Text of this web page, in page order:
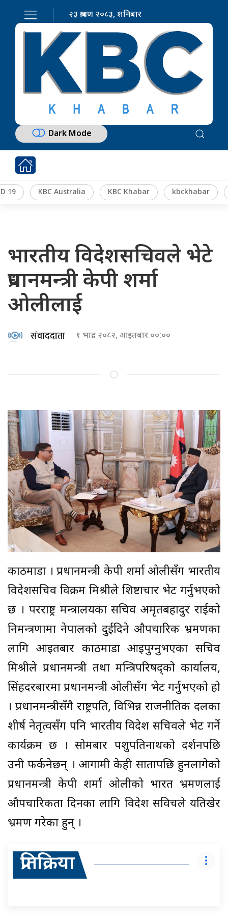
२३ श्रावण २०८३, शनिबार
Dark Mode
19 KBC Australia KBC Khabar kbckhabar
भारतीय विदेशसचिवले भेटे
प्रधानमन्त्री केपी शर्मा
ओलीलाई
संवाददाता १ भाद्र २०८२, आइतबार ००:००
काठमाडौँ । प्रधानमन्त्री केपी शर्मा ओलीसँग भारतीय
विदेशसचिव विक्रम मिश्रीले शिष्टाचार भेट गर्नुभएको
छ । परराष्ट्र मन्त्रालयका सचिव अमृतबहादुर राईको
निमन्त्रणामा नेपालको दुईदिने औपचारिक भ्रमणका
लागि आइतबार काठमाडौँ आइपुग्नुभएका सचिव
मिश्रीले प्रधानमन्त्री तथा मन्त्रिपरिषद्को कार्यालय,
सिंहदरबारमा प्रधानमन्त्री ओलीसँग भेट गर्नुभएको हो
। प्रधानमन्त्रीसँगै राष्ट्रपति, विभिन्न राजनीतिक दलका
शीर्ष नेतृत्वसँग पनि भारतीय विदेश सचिवले भेट गर्ने
कार्यक्रम छ । सोमबार पशुपतिनाथको दर्शनपछि
उनी फर्कनेछन् । आगामी केही सातापछि हुनलागेको
प्रधानमन्त्री केपी शर्मा ओलीको भारत भ्रमणलाई
औपचारिकता दिनका लागि विदेश सविचले यतिखेर
भ्रमण गरेका हुन् ।
प्रतिक्रिया